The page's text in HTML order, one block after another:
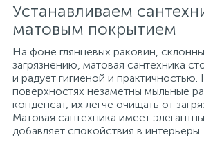
Устанавливаем
матовым покрытием
На фоне глянцевых раковин,
загрязнению, матовая сантехника
и радует гигиеной и практичностью.
поверхностях незаметны мыльные
конденсат, их легче очищать от
Матовая сантехника имеет
добавляет спокойствия в интерьеры.